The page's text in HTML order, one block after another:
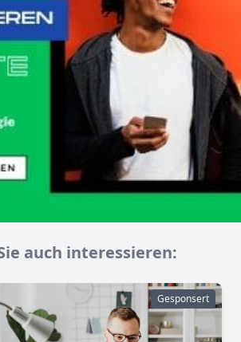
auch interessieren:
Gesponsert